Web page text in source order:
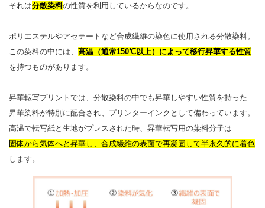
それは分散染料の性質を利用しているからなのです。
ポリエステルやアセテートなど合成繊維の染色に使用される分散染料。
この染料の中には、 高温（通常150℃以上）によって移行昇華する性質
を持つものがあります。
昇華転写プリントでは、分散染料の中でも昇華しやすい性質を持った
昇華染料が特別に配合され、プリンターインクとして備わっています。
高温で転写紙と生地がプレスされた時、昇華転写用の染料分子は
固体から気体へと昇華し、合成繊維の表面で再凝固して半永久的に着色
します。